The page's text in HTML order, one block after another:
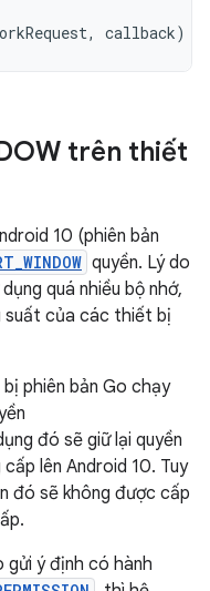
, callback)
trên thiết
10 (phiên bản
quyền. Lý do
quá nhiều bộ nhớ,
suất của các thiết bị
phiên bản Go chạy
đó sẽ giữ lại quyền
lên Android 10. Tuy
đó sẽ không được cấp
ý định có hành